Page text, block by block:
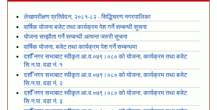
लेखापरीक्षण प्रतिवेदन, २०८१-८२ - सिद्धिचरण नगरपालिका
वार्षिक योजना बजेट तथा कार्यक्रम पेश गर्ने सम्बन्धी सूचना
योजना सम्झौता गर्ने सम्बन्धी अत्यन्त जरुरी सूचना
वार्षिक योजना, बजेट तथा कार्यक्रम पेश गर्ने सम्बन्धमा
दशौँ नगर सभाबाट स्वीकृत आ.व.०७९।०८० को योजना, कार्यक्रम तथा बजेट
सि.न.पा. वडा नं. १
दशौँ नगर सभाबाट स्वीकृत आ.व.०७९।०८० को योजना, कार्यक्रम तथा बजेट
सि.न.पा. वडा नं. २
दशौँ नगर सभाबाट स्वीकृत आ.व.०७९।०८० को योजना, कार्यक्रम तथा बजेट
सि.न.पा. वडा नं. ३